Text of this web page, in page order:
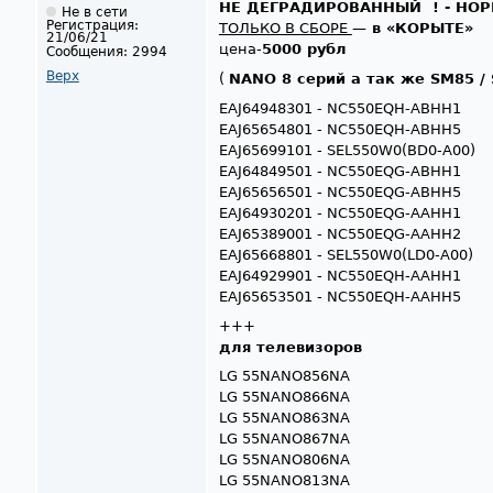
Не в сети
Регистрация:
21/06/21
Сообщения: 2994
Верх
НЕ ДЕГРАДИРОВАННЫЙ ! -
ТОЛЬКО В СБОРЕ —в «КОРЫТЕ»
цена-5000 рубл
( NANO 8 серий а так же SM85 /
EAJ64948301 - NC550EQH-ABHH1
EAJ65654801 - NC550EQH-ABHH5
EAJ65699101 - SEL550W0(BD0-A00)
EAJ64849501 - NC550EQG-ABHH1
EAJ65656501 - NC550EQG-ABHH5
EAJ64930201 - NC550EQG-AAHH1
EAJ65389001 - NC550EQG-AAHH2
EAJ65668801 - SEL550W0(LD0-A00)
EAJ64929901 - NC550EQH-AAHH1
EAJ65653501 - NC550EQH-AAHH5
+++
для телевизоров
LG 55NANO856NA
LG 55NANO866NA
LG 55NANO863NA
LG 55NANO867NA
LG 55NANO806NA
LG 55NANO813NA